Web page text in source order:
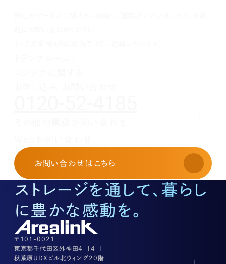
お申し込み・お問い合わせ
03-3526-8568
土地活用に関するお問い合わせ
03-3526-8574
底地に関するお問い合わせ
03-3526-8572
株式に関するお問い合わせ
03-3526-8556
その他上記に当てはまらない案件等
03-3526-8556
お問い合わせ はこちら
ストレージを通して、暮らし
に豊かな感動を。
〒101-0021
東京都千代田区外神田4-14-1
秋葉原UDXビル北ウィング20階